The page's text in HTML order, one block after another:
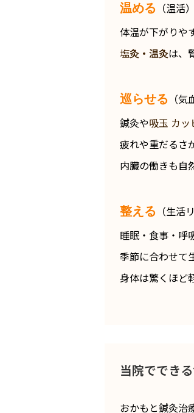
温める （温活）
体温が下がりや
塩灸・温灸は、
巡らせる （気
鍼灸や吸玉 カッ
疲れや重だるさ
内臓の働きも自
整える （生活
睡眠・食事・呼
季節に合わせて
身体は驚くほど
当院ででき
おかもと鍼灸治